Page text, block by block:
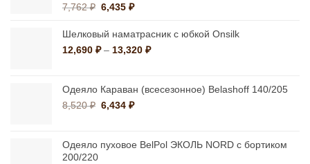
7,762₽ Первоначальная
составляла
7,762 ₽.
6,435₽Текущая
6,435 ₽.
Шелковый наматрасник с юбкой Onsilk
12,690 ₽ – 13,320 ₽Диапазон
–
Одеяло Караван (всесезонное) Belashoff 140/205
8,520₽ Первоначальная
8,520 ₽.
6,434₽Текущая
Одеяло пуховое BelPol ЭКОЛЬ NORD с бортиком
200/220